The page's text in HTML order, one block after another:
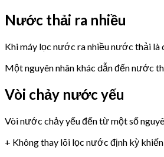
Nước thải ra nhiều
Khi máy lọc nước ra nhiều nước thải
Một nguyên nhân khác dẫn đến nước
Vòi chảy nước yếu
Vòi nước chảy yếu đến từ một số
+ Không thay lõi lọc nước định kỳ